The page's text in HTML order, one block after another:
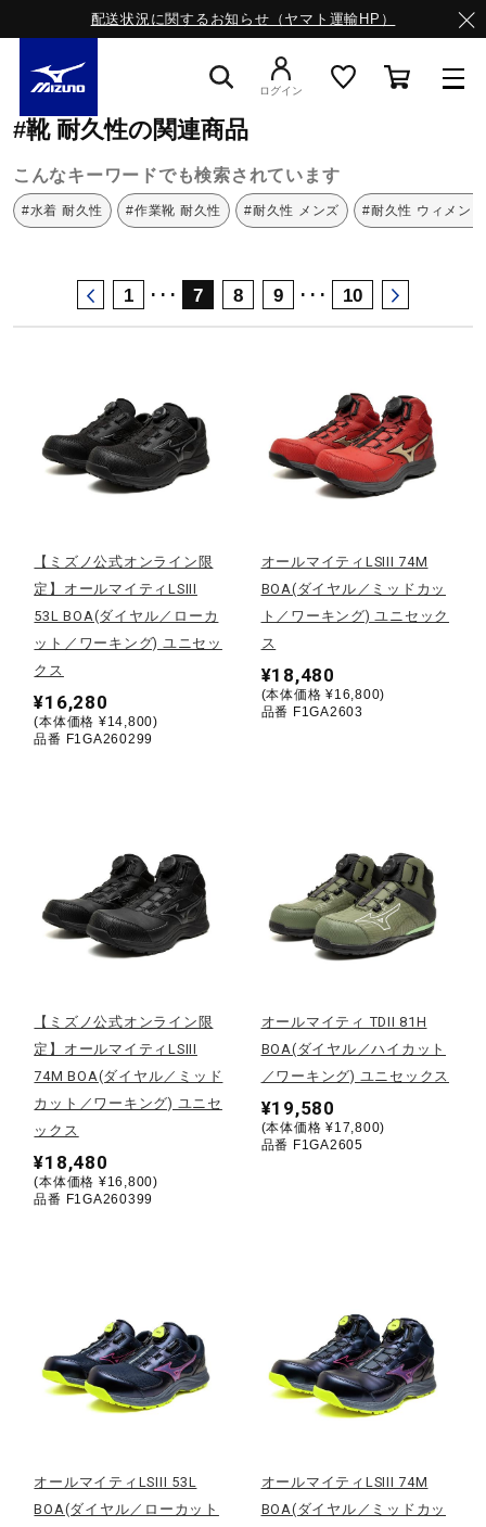
配送状況に関するお知らせ（ヤマト運輸HP）
ライフスタイルウエア
ランニング
トレーニング
野球
ゴルフ
スイム
テニス／ソフトテニス
バドミントン
陸上競技
卓球
ソフトボール
ウィンタースポーツ
ワーキング
ログイン
ミズノ公式オンライン
#靴 耐久性の関連商品
こんなキーワードでも検索されています
#水着 耐久性 #作業靴 耐久性 #耐久性 メンズ #耐久性 ウィメンズ
1 ･･･ 7 8 9 ･･･ 10
【ミズノ公式オンライン限
定】オールマイティLSIII
53L BOA(ダイヤル／ローカ
ット／ワーキング) ユニセッ
クス
¥16,280
(本体価格 ¥14,800)
品番 F1GA260299
オールマイティLSIII 74M
BOA(ダイヤル／ミッドカッ
ト／ワーキング) ユニセック
ス
¥18,480
(本体価格 ¥16,800)
品番 F1GA2603
【ミズノ公式オンライン限
定】オールマイティLSIII
74M BOA(ダイヤル／ミッド
カット／ワーキング) ユニセ
ックス
¥18,480
(本体価格 ¥16,800)
品番 F1GA260399
オールマイティ TDII 81H
BOA(ダイヤル／ハイカット
／ワーキング) ユニセックス
¥19,580
(本体価格 ¥17,800)
品番 F1GA2605
オールマイティLSIII 53L
BOA(ダイヤル／ローカット
オールマイティLSIII 74M
BOA(ダイヤル／ミッドカッ